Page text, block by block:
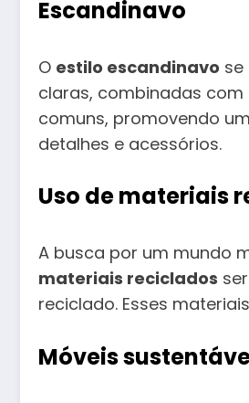
Escandinavo
O estilo escandinavo
claras, combinadas com
comuns, promovendo
detalhes e acessórios.
Uso de materiais
A busca por um mundo
materiais reciclados
reciclado. Esses
Móveis